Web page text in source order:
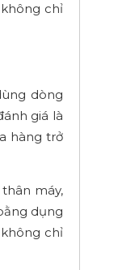
chỉ
dòng
giá là
hàng trở
máy,
dụng
chỉ